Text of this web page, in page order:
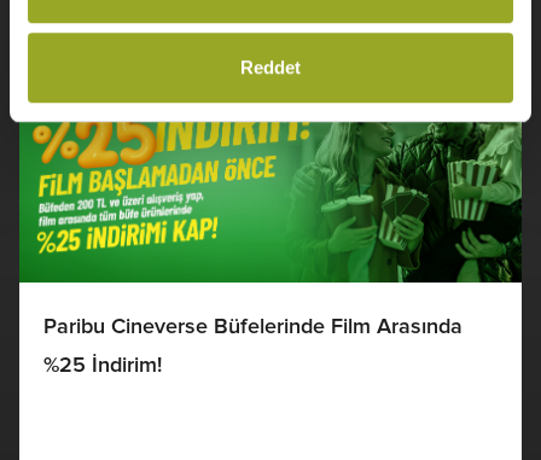
Reddet
Paribu Cineverse Büfelerinde Film Arasında
%25 İndirim!